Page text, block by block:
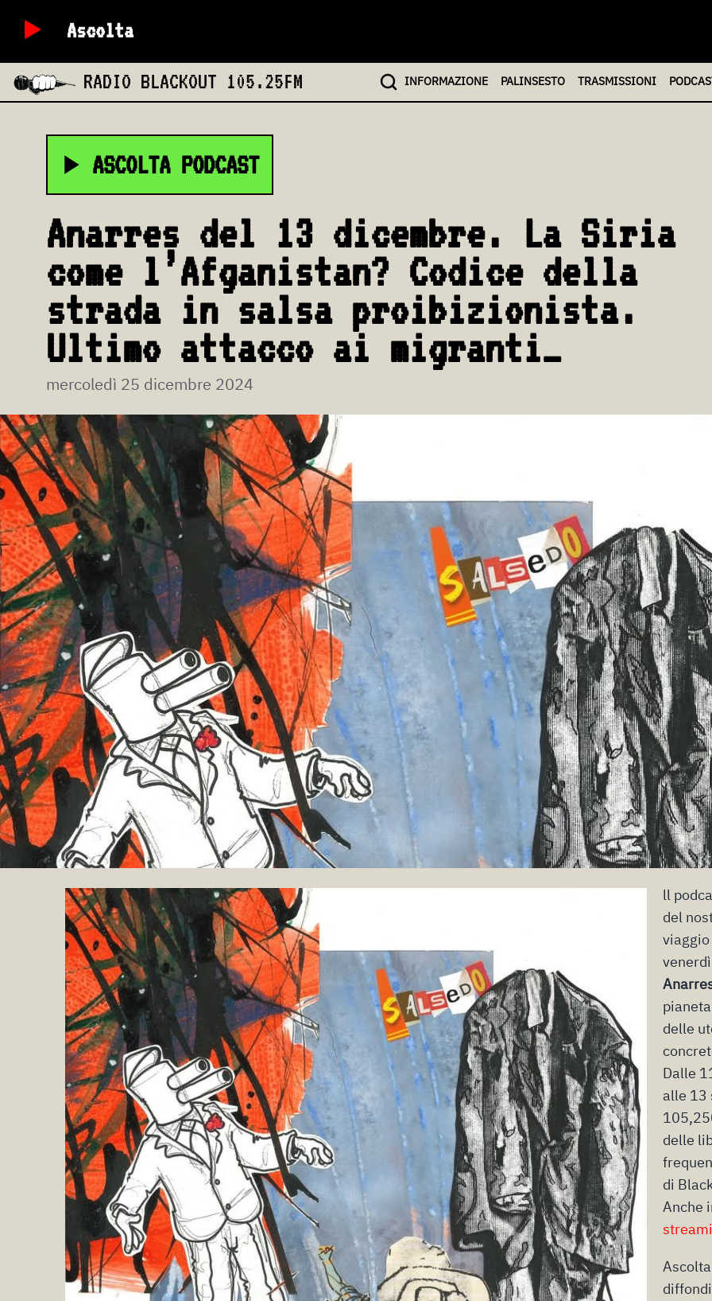
Ascolta
RADIO BLACKOUT 105.25FM INFORMAZIONE PALINSESTO TRASMISSIONI
ASCOLTA PODCAST
Anarres del 13 dicembre. La Siria
come l’Afganistan? Codice della
strada in salsa proibizionista.
Ultimo attacco ai migranti…
mercoledì 25 dicembre 2024
ll
del
pianeta
delle
Dalle
alle 13
delle
di
Anche
diffondi